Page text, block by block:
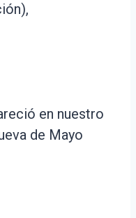
en nuestro
de Mayo